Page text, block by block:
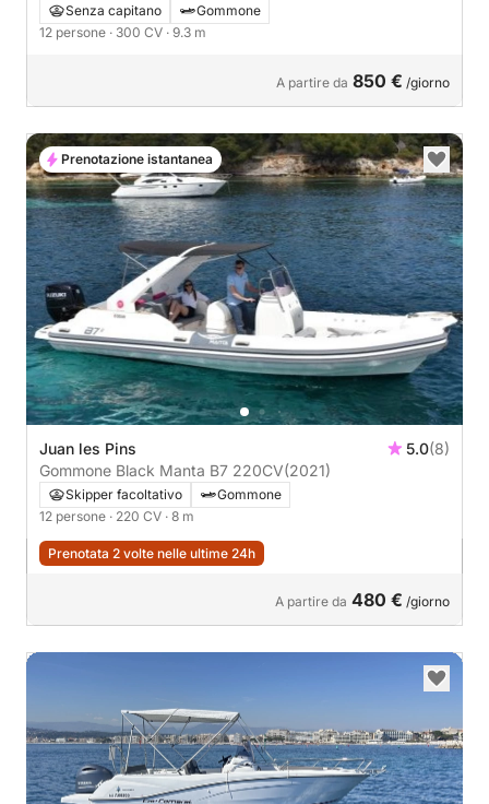
Senza capitano
Gommone
12 persone · 300 CV · 9.3 m
A partire da 850 € /giorno
Juan les Pins 5.0(8)
Gommone Black Manta B7 220CV(2021)
Skipper facoltativo
Gommone
12 persone · 220 CV · 8 m
Prenotata 2 volte nelle ultime 24h
A partire da 480 € /giorno
Prenotazione istantanea